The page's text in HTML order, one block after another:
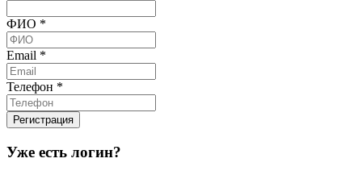
ФИО *
Email *
Телефон *
Уже есть логин?